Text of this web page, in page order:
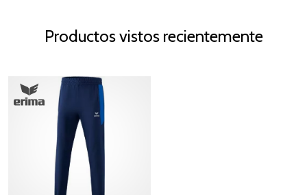
Productos vistos recientemente